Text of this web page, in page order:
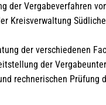
der Vergabeverfahren
Kreisverwaltung
der verschiedenen
der
rechnerischen Prüfung